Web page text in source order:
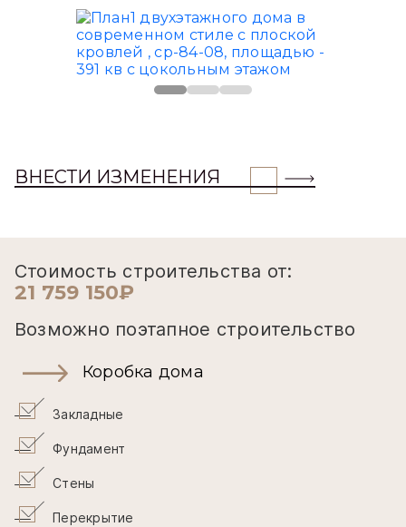
ВНЕСТИ ИЗМЕНЕНИЯ
Стоимость строительства от:
21 759 150₽
Возможно поэтапное строительство
Коробка дома
Закладные
Фундамент
Стены
Перекрытие